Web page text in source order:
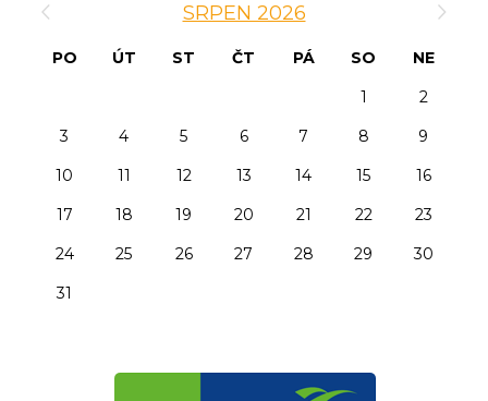
SRPEN 2026
PO ÚT ST ČT PÁ SO
NE
1
2
3
4 5 6 7 8
9
10
11 12 13 14 15
16
17
18 19 20 21 22
23
24
25 26 27 28 29
30
31